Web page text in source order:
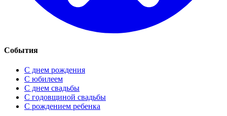
События
С днем рождения
С юбилеем
С днем свадьбы
С годовщиной свадьбы
С рождением ребенка